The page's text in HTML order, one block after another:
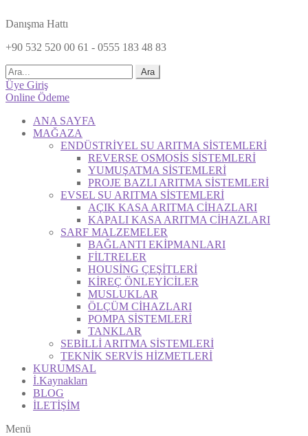
Danışma Hattı
+90 532 520 00 61 - 0555 183 48 83
Ara
Üye Giriş
Online Ödeme
ANA SAYFA
MAĞAZA
ENDÜSTRİYEL SU ARITMA SİSTEMLERİ
REVERSE OSMOSİS SİSTEMLERİ
YUMUŞATMA SİSTEMLERİ
PROJE BAZLI ARITMA SİSTEMLERİ
EVSEL SU ARITMA SİSTEMLERİ
AÇIK KASA ARITMA CİHAZLARI
KAPALI KASA ARITMA CİHAZLARI
SARF MALZEMELER
BAĞLANTI EKİPMANLARI
FİLTRELER
HOUSİNG ÇEŞİTLERİ
KİREÇ ÖNLEYİCİLER
MUSLUKLAR
ÖLÇÜM CİHAZLARI
POMPA SİSTEMLERİ
TANKLAR
SEBİLLİ ARITMA SİSTEMLERİ
TEKNİK SERVİS HİZMETLERİ
KURUMSAL
İ.Kaynakları
BLOG
İLETİŞİM
Menü